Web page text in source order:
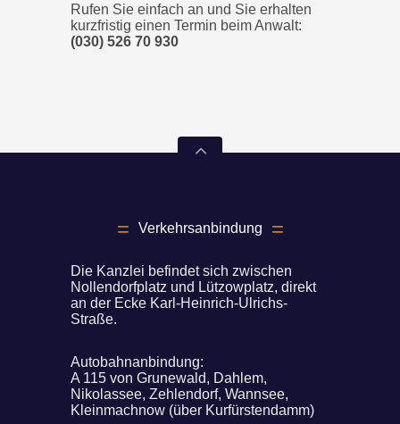
Rufen Sie einfach an und Sie erhalten
kurzfristig einen Termin beim Anwalt:
(030) 526 70 930
Verkehrsanbindung
Die Kanzlei befindet sich zwischen
Nollendorfplatz und Lützowplatz, direkt
an der Ecke Karl-Heinrich-Ulrichs-
Straße.
Autobahnanbindung:
A 115 von Grunewald, Dahlem,
Nikolassee, Zehlendorf, Wannsee,
Kleinmachnow (über Kurfürstendamm)